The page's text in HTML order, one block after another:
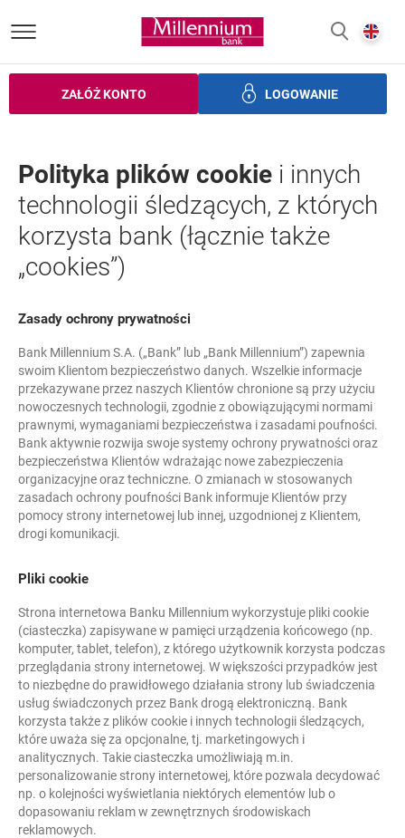
Bank Millennium homepage
ZAŁÓŻ KONTO LOGOWANIE
Polityka plików cookie i innych
technologii śledzących, z których
korzysta bank (łącznie także
„cookies”)
Zasady ochrony prywatności
Bank Millennium S.A. („Bank” lub „Bank Millennium”) zapewnia
swoim Klientom bezpieczeństwo danych. Wszelkie informacje
przekazywane przez naszych Klientów chronione są przy użyciu
nowoczesnych technologii, zgodnie z obowiązującymi normami
prawnymi, wymaganiami bezpieczeństwa i zasadami poufności.
Bank aktywnie rozwija swoje systemy ochrony prywatności oraz
bezpieczeństwa Klientów wdrażając nowe zabezpieczenia
organizacyjne oraz techniczne. O zmianach w stosowanych
zasadach ochrony poufności Bank informuje Klientów przy
pomocy strony internetowej lub innej, uzgodnionej z Klientem,
drogi komunikacji.
Pliki cookie
Strona internetowa Banku Millennium wykorzystuje pliki cookie
(ciasteczka) zapisywane w pamięci urządzenia końcowego (np.
komputer, tablet, telefon), z którego użytkownik korzysta podczas
przeglądania strony internetowej. W większości przypadków jest
to niezbędne do prawidłowego działania strony lub świadczenia
usług świadczonych przez Bank drogą elektroniczną. Bank
korzysta także z plików cookie i innych technologii śledzących,
które uważa się za opcjonalne, tj. marketingowych i
analitycznych. Takie ciasteczka umożliwiają m.in.
personalizowanie strony internetowej, które pozwala decydować
np. o kolejności wyświetlania niektórych elementów lub o
dopasowaniu reklam w zewnętrznych środowiskach
reklamowych.